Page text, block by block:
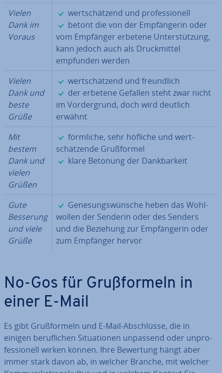
Vielen
Dank im
Voraus
✓
wert­schät­zend und pro­fes­sio­nell
✓
betont die von der Emp­fän­ge­rin oder
vom Empfänger erbetene Un­ter­stüt­zung,
kann jedoch auch als Druck­mit­tel
empfunden werden
Vielen
Dank und
beste
Grüße
✓
wert­schät­zend und freund­lich
✓
der erbetene Gefallen steht zwar nicht
im Vor­der­grund, doch wird deutlich
erwähnt
Mit
bestem
Dank und
vielen
Grüßen
✓
förmliche, sehr höfliche und wert­
schät­zen­de Gruß­for­mel
✓
klare Betonung der Dank­bar­keit
Gute
Besserung
und viele
Grüße
✓
Ge­ne­sungs­wün­sche heben das Wohl­
wol­len der Senderin oder des Senders
und die Beziehung zur Emp­fän­ge­rin oder
zum Empfänger hervor
No-Gos für Gruß­for­meln in
einer E-Mail
Es gibt Gruß­for­meln und E-Mail-Ab­schlüs­se, die in
einigen be­ruf­li­chen Si­tua­tio­nen unpassend oder un­pro­
fes­sio­nell wirken können. Ihre Bewertung hängt aber
immer stark davon ab, in welcher Branche, mit welcher